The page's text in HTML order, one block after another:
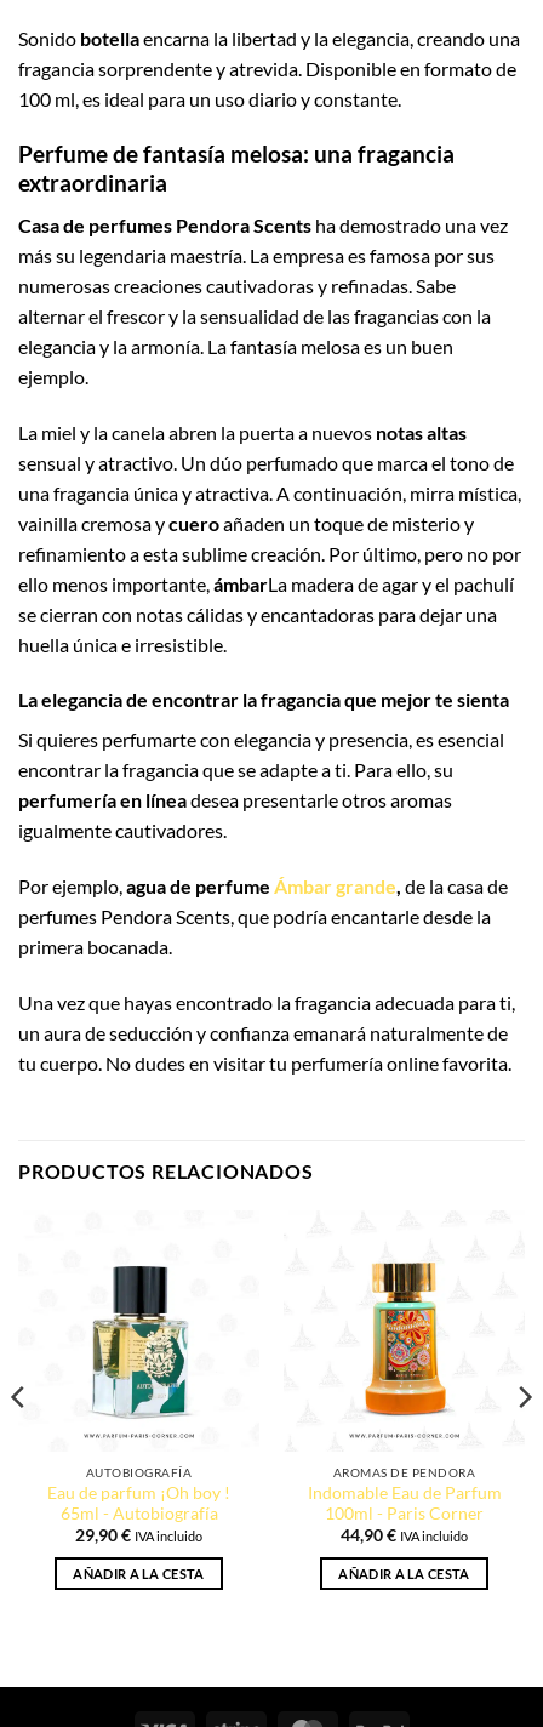
Sonido botellaencarna la libertad y la elegancia, creando una
fragancia sorprendente y atrevida. Disponible en formato de
100 ml, es ideal para un uso diario y constante.
Perfume de fantasía melosa: una fragancia
extraordinaria
Casa de perfumes Pendora Scents ha demostrado una vez
más su legendaria maestría. La empresa es famosa por sus
numerosas creaciones cautivadoras y refinadas. Sabe
alternar el frescor y la sensualidad de las fragancias con la
elegancia y la armonía. La fantasía melosa es un buen
ejemplo.
La miel y la canela abren la puerta a nuevos notas altas
sensual y atractivo. Un dúo perfumado que marca el tono de
una fragancia única y atractiva. A continuación, mirra mística,
vainilla cremosa ycueroañaden un toque de misterio y
refinamiento a esta sublime creación. Por último, pero no por
ello menos importante, ámbarLa madera de agar y el pachulí
se cierran con notas cálidas y encantadoras para dejar una
huella única e irresistible.
La elegancia de encontrar la fragancia que mejor te sienta
Si quieres perfumarte con elegancia y presencia, es esencial
encontrar la fragancia que se adapte a ti. Para ello, su
perfumería en líneadesea presentarle otros aromas
igualmente cautivadores.
Por ejemplo,agua de perfume Ámbar grande, de la casa de
perfumes Pendora Scents, que podría encantarle desde la
primera bocanada.
Una vez que hayas encontrado la fragancia adecuada para ti,
un aura de seducción y confianza emanará naturalmente de
tu cuerpo. No dudes en visitar tu perfumería online favorita.
PRODUCTOS RELACIONADOS
AUTOBIOGRAFÍA
Eau de parfum ¡Oh boy !
65ml - Autobiografía
29,90€ IVA incluido
AÑADIR A LA CESTA
AROMAS DE PENDORA
Indomable Eau de Parfum
100ml - Paris Corner
44,90€ IVA incluido
AÑADIR A LA CESTA